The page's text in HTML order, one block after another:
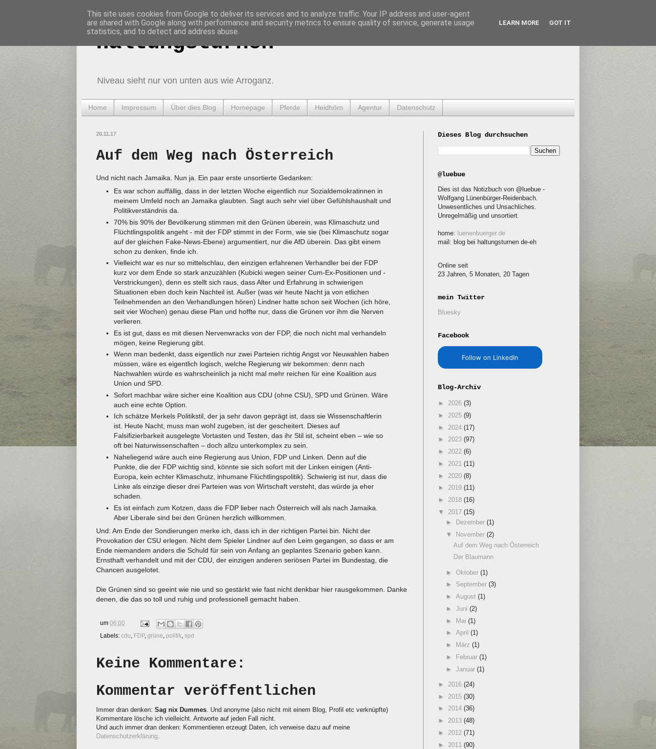
Haltungsturnen
Niveau sieht nur von unten aus wie Arroganz.
Home Impressum Über dies Blog Homepage Pferde Heidhörn Agentur Datenschutz
20.11.17
Auf dem Weg nach Österreich
Und nicht nach Jamaika. Nun ja. Ein paar erste unsortierte Gedanken:
Es war schon auffällig, dass in der letzten Woche eigentlich nur Sozialdemokratinnen in
meinem Umfeld noch an Jamaika glaubten. Sagt auch sehr viel über Gefühlshaushalt und
Politikverständnis da.
70% bis 90% der Bevölkerung stimmen mit den Grünen überein, was Klimaschutz und
Flüchtlingspolitik angeht - mit der FDP stimmt in der Form, wie sie (bei Klimaschutz sogar
auf der gleichen Fake-News-Ebene) argumentiert, nur die AfD überein. Das gibt einem
schon zu denken, finde ich.
Vielleicht war es nur so mittelschlau, den einzigen erfahrenen Verhandler bei der FDP
kurz vor dem Ende so stark anzuzählen (Kubicki wegen seiner Cum-Ex-Positionen und -
Verstrickungen), denn es stellt sich raus, dass Alter und Erfahrung in schwierigen
Situationen eben doch kein Nachteil ist. Außer (was wir heute Nacht ja von etlichen
Teilnehmenden an den Verhandlungen hören) Lindner hatte schon seit Wochen (ich höre,
seit vier Wochen) genau diese Plan und hoffte nur, dass die Grünen vor ihm die Nerven
verlieren.
Es ist gut, dass es mit diesen Nervenwracks von der FDP, die noch nicht mal verhandeln
mögen, keine Regierung gibt.
Wenn man bedenkt, dass eigentlich nur zwei Parteien richtig Angst vor Neuwahlen haben
müssen, wäre es eigentlich logisch, welche Regierung wir bekommen: denn nach
Nachwahlen würde es wahrscheinlich ja nicht mal mehr reichen für eine Koalition aus
Union und SPD.
Sofort machbar wäre sicher eine Koalition aus CDU (ohne CSU), SPD und Grünen. Wäre
auch eine echte Option.
Ich schätze Merkels Politikstil, der ja sehr davon geprägt ist, dass sie Wissenschaftlerin
ist. Heute Nacht, muss man wohl zugeben, ist der gescheitert. Dieses auf
Falsifizierbarkeit ausgelegte Vortasten und Testen, das ihr Stil ist, scheint eben – wie so
oft bei Naturwissenschaften – doch allzu unterkomplex zu sein.
Naheliegend wäre auch eine Regierung aus Union, FDP und Linken. Denn auf die
Punkte, die der FDP wichtig sind, könnte sie sich sofort mit der Linken einigen (Anti-
Europa, kein echter Klimaschutz, inhumane Flüchtlingspolitik). Schwierig ist nur, dass die
Linke als einzige dieser drei Parteien was von Wirtschaft versteht, das würde ja eher
schaden.
Es ist einfach zum Kotzen, dass die FDP lieber nach Österreich will als nach Jamaika.
Aber Liberale sind bei den Grünen herzlich willkommen.
Und: Am Ende der Sondierungen merke ich, dass ich in der richtigen Partei bin. Nicht der
Provokation der CSU erlegen. Nicht dem Spieler Lindner auf den Leim gegangen, so dass er am
Ende niemandem anders die Schuld für sein von Anfang an geplantes Szenario geben kann.
Ernsthaft verhandelt und mit der CDU, der einzigen anderen seriösen Partei im Bundestag, die
Chancen ausgelotet.
Die Grünen sind so geeint wie nie und so gestärkt wie fast nicht denkbar hier rausgekommen. Danke
denen, die das so toll und ruhig und professionell gemacht haben.
um 06:00
Labels: cdu FDP, grüne politik spd
Keine Kommentare:
Kommentar veröffentlichen
Immer dran denken: Sag nix Dummes. Und anonyme (also nicht mit einem Blog, Profil etc verknüpfte)
Kommentare lösche ich vielleicht. Antworte auf jeden Fall nicht.
Und auch immer dran denken: Kommentieren erzeugt Daten, ich verweise dazu auf meine
Datenschutzerklärung.
Dieses Blog durchsuchen
@luebue
Dies ist das Notizbuch von @luebue -
Wolfgang Lünenbürger-Reidenbach.
Unwesentliches und Unsachliches.
Unregelmäßig und unsortiert.
home: luenenbuerger.de
mail: blog bei haltungsturnen de-eh
Online seit
23 Jahren, 5 Monaten, 20 Tagen
mein Twitter
Bluesky
Facebook
Follow on LinkedIn
Blog-Archiv
► 2026 (3)
► 2025 (9)
► 2024 (17)
► 2023 (97)
► 2022 (6)
► 2021 (11)
► 2020 (8)
► 2019 (11)
► 2018 (16)
▼ 2017 (15)
►
Dezember (1)
▼
November (2)
Auf dem Weg nach Österreich
Der Blaumann
► Oktober (1)
► September (3)
► August (1)
► Juni (2)
► Mai (1)
► April (1)
►
März (1)
►
Februar (1)
► Januar (1)
► 2016 (24)
► 2015 (30)
► 2014 (36)
► 2013 (48)
► 2012 (71)
► 2011 (90)
This site uses cookies from Google to deliver its services and to analyze traffic. Your IP address and user-agent
are shared with Google along with performance and security metrics to ensure quality of service, generate usage
statistics, and to detect and address abuse.
LEARN MORE GOT IT